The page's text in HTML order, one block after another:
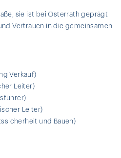
sie ist bei Osterrath geprägt
Vertrauen in die gemeinsamen
Verkauf)
Leiter)
Leiter)
und Bauen)